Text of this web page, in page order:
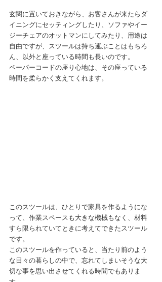
玄関に置いておきながら、お客さんが来たらダ
イニングにセッティングしたり、ソファやイー
ジーチェアのオットマンにしてみたり、用途は
自由ですが、スツールは持ち運ぶことはもちろ
ん、以外と座っている時間も長いのです。
ペーパーコードの座り心地は、その座っている
時間を柔らかく支えてくれます。
このスツールは、ひとりで家具を作るようにな
って、作業スペースも大きな機械もなく、材料
すら限られていてときに考えてできたスツール
です。
このスツールを作っていると、当たり前のよう
な日々の暮らしの中で、忘れてしまいそうな大
切な事を思い出させてくれる時間でもありま